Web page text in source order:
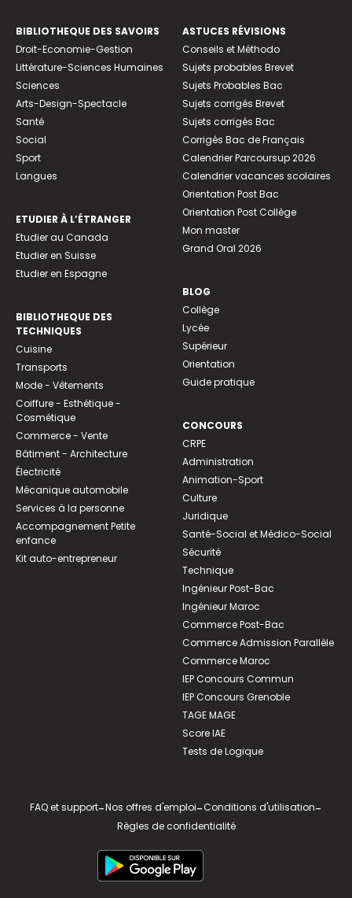
BIBLIOTHEQUE DES SAVOIRS
Droit-Economie-Gestion
Littérature-Sciences Humaines
Sciences
Arts-Design-Spectacle
Santé
Social
Sport
Langues
ETUDIER À L’ÉTRANGER
Etudier au Canada
Etudier en Suisse
Etudier en Espagne
BIBLIOTHEQUE DES
TECHNIQUES
Cuisine
Transports
Mode - Vêtements
Coiffure - Esthétique -
Cosmétique
Commerce - Vente
Bâtiment - Architecture
Électricité
Mécanique automobile
Services à la personne
Accompagnement Petite
enfance
Kit auto-entrepreneur
ASTUCES RÉVISIONS
Conseils et Méthodo
Sujets probables Brevet
Sujets Probables Bac
Sujets corrigés Brevet
Sujets corrigés Bac
Corrigés Bac de Français
Calendrier Parcoursup 2026
Calendrier vacances scolaires
Orientation Post Bac
Orientation Post Collège
Mon master
Grand Oral 2026
BLOG
Collège
Lycée
Supérieur
Orientation
Guide pratique
CONCOURS
CRPE
Administration
Animation-Sport
Culture
Juridique
Santé-Social et Médico-Social
Sécurité
Technique
Ingénieur Post-Bac
Ingénieur Maroc
Commerce Post-Bac
Commerce Admission Parallèle
Commerce Maroc
IEP Concours Commun
IEP Concours Grenoble
TAGE MAGE
Score IAE
Tests de Logique
FAQ et support-Nos offres d'emploi-Conditions d'utilisation-
Règles de confidentialité